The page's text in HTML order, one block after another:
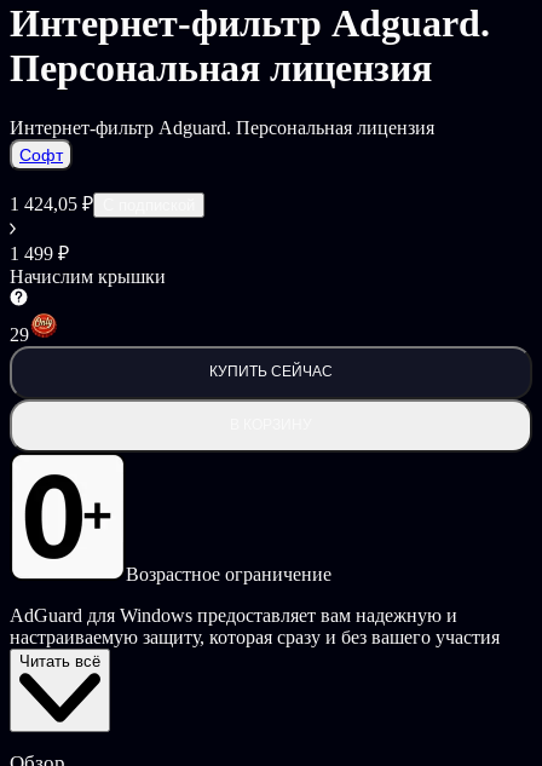
Интернет-фильтр Adguard.
Персональная лицензия
Интернет-фильтр Adguard. Персональная лицензия
Софт
1 424,05 ₽
1 499 ₽
Начислим крышки
29
КУПИТЬ СЕЙЧАС
Возрастное ограничение
AdGuard для Windows предоставляет вам надежную и
настраиваемую защиту, которая сразу и без вашего участия
фильтрует загрузку веб-страниц. AdGuard удаляет все
раздражающие объявления и всплывающие окна, блокирует
опасные сайты и не позволяет никому отслеживать ваши
действия в Интернете.
Читать всё